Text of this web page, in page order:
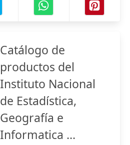
Catálogo de
productos del
Instituto Nacional
de Estadística,
Geografía e
Informatica ...